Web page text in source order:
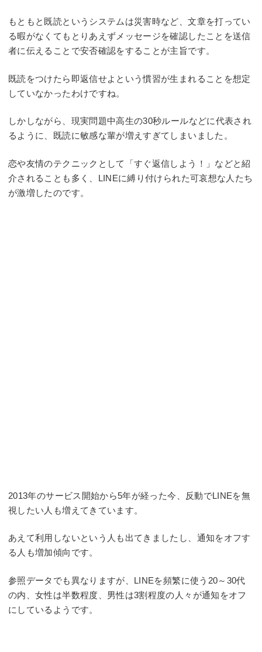
もともと既読というシステムは災害時など、文章を打ってい
る暇がなくてもとりあえずメッセージを確認したことを送信
者に伝えることで安否確認をすることが主旨です。
既読をつけたら即返信せよという慣習が生まれることを想定
していなかったわけですね。
しかしながら、現実問題中高生の30秒ルールなどに代表され
るように、既読に敏感な輩が増えすぎてしまいました。
恋や友情のテクニックとして「すぐ返信しよう！」などと紹
介されることも多く、LINEに縛り付けられた可哀想な人たち
が激増したのです。
2013年のサービス開始から5年が経った今、反動でLINEを無
視したい人も増えてきています。
あえて利用しないという人も出てきましたし、通知をオフす
る人も増加傾向です。
参照データでも異なりますが、LINEを頻繁に使う20～30代
の内、女性は半数程度、男性は3割程度の人々が通知をオフ
にしているようです。